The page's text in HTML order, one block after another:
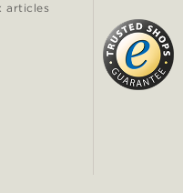
articles